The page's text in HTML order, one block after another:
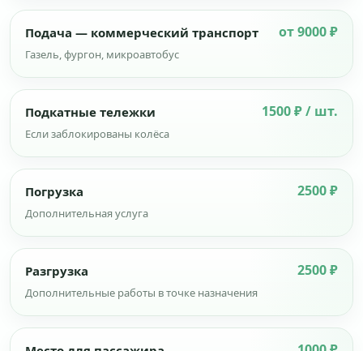
Подача — коммерческий транспорт от 9000 ₽
Газель, фургон, микроавтобус
Подкатные тележки 1500 ₽ / шт.
Если заблокированы колёса
Погрузка 2500 ₽
Дополнительная услуга
Разгрузка 2500 ₽
Дополнительные работы в точке назначения